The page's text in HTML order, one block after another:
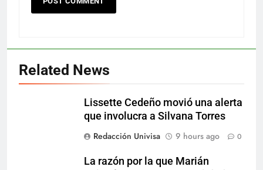
Related News
Lissette Cedeño movió una alerta
que involucra a Silvana Torres
Redacción Univisa
9 hours ago 0
La razón por la que Marián